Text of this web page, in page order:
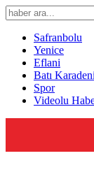
Safranbolu
Yenice
Eflani
Batı
Spor
Videolu